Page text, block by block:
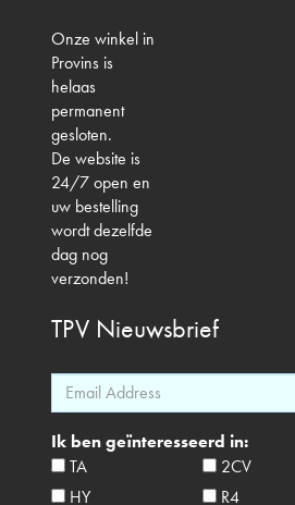
Onze winkel in
Provins is
helaas
permanent
gesloten.
De website is
24/7 open en
uw bestelling
wordt dezelfde
dag nog
verzonden!
TPV Nieuwsbrief
Ik ben geïnteresseerd in:
TA
2CV
HY
R4